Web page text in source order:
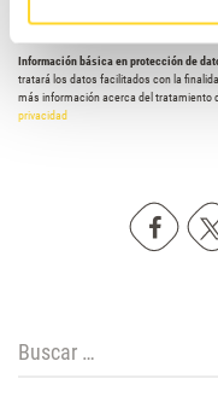
Información básica en protección de
tratará los datos facilitados con la
más información acerca del tratamiento
privacidad
Buscar: